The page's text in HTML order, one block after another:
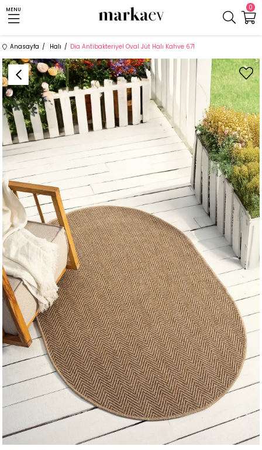
0
MENU
Anasayfa Halı Dia Antibakteriyel Oval Jüt Halı Kahve 671